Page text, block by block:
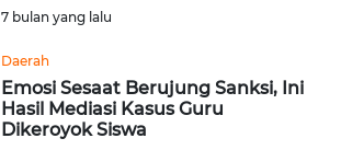
7 bulan yang lalu
Daerah
Emosi Sesaat Berujung Sanksi, Ini
Hasil Mediasi Kasus Guru
Dikeroyok Siswa